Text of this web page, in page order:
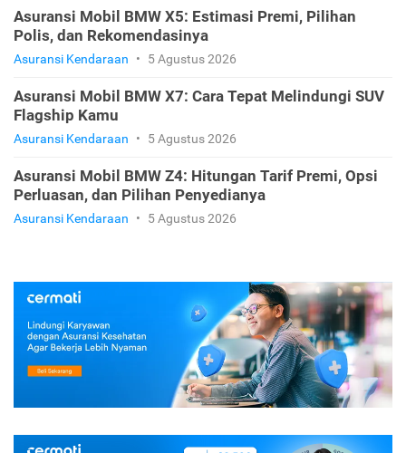
Asuransi Mobil BMW X5: Estimasi Premi, Pilihan
Polis, dan Rekomendasinya
Asuransi Kendaraan • 5 Agustus 2026
Asuransi Mobil BMW X7: Cara Tepat Melindungi SUV
Flagship Kamu
Asuransi Kendaraan • 5 Agustus 2026
Asuransi Mobil BMW Z4: Hitungan Tarif Premi, Opsi
Perluasan, dan Pilihan Penyedianya
Asuransi Kendaraan • 5 Agustus 2026